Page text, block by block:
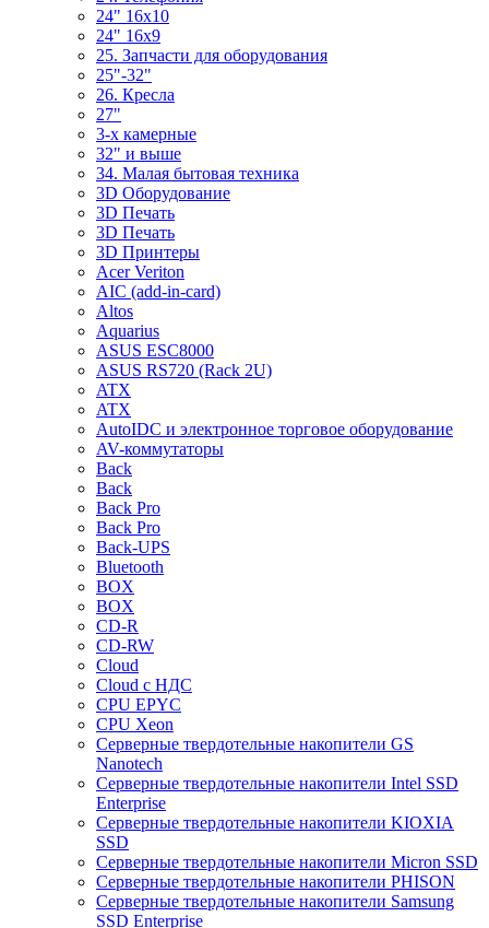
24" 16x10
24" 16x9
25. Запчасти для оборудования
25"-32"
26. Кресла
27"
3-x камерные
32" и выше
34. Малая бытовая техника
3D Оборудование
3D Печать
3D Печать
3D Принтеры
Acer Veriton
AIC (add-in-card)
Altos
Aquarius
ASUS ESC8000
ASUS RS720 (Rack 2U)
ATX
ATX
AutoIDC и электронное торговое оборудование
AV-коммутаторы
Back
Back
Back Pro
Back Pro
Back-UPS
Bluetooth
BOX
BOX
CD-R
CD-RW
Cloud
Cloud с НДС
CPU EPYC
CPU Xeon
Cерверные твердотельные накопители GS
Nanotech
Cерверные твердотельные накопители Intel SSD
Enterprise
Cерверные твердотельные накопители KIOXIA
SSD
Cерверные твердотельные накопители Micron SSD
Cерверные твердотельные накопители PHISON
Cерверные твердотельные накопители Samsung
SSD Enterprise